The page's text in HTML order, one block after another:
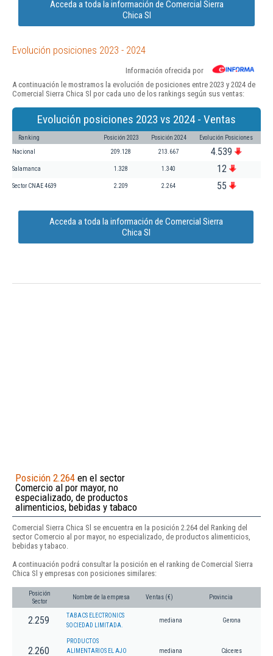
Acceda a toda la información de Comercial Sierra
Chica Sl
Evolución posiciones 2023 - 2024
Información ofrecida por
A continuación le mostramos la evolución de posiciones entre 2023 y 2024 de
Comercial Sierra Chica Sl por cada uno de los rankings según sus ventas:
Evolución posiciones 2023 vs 2024 - Ventas
Ranking Posición 2023 Posición 2024 Evolución Posiciones
Nacional 209.128 213.667 4.539
Salamanca 1.328 1.340 12
Sector CNAE 4639 2.209 2.264 55
Acceda a toda la información de Comercial Sierra
Chica Sl
Posición 2.264 en el sector
Comercio al por mayor, no
especializado, de productos
alimenticios, bebidas y tabaco
Comercial Sierra Chica Sl se encuentra en la posición 2.264 del Ranking del
sector Comercio al por mayor, no especializado, de productos alimenticios,
bebidas y tabaco.
A continuación podrá consultar la posición en el ranking de Comercial Sierra
Chica Sl y empresas con posiciones similares:
Posición
Sector
Nombre de la empresa Ventas (€) Provincia
2.259
TABACS ELECTRONICS
SOCIEDAD LIMITADA.
mediana Gerona
2.260
PRODUCTOS
ALIMENTARIOS EL AJO
mediana Cáceres